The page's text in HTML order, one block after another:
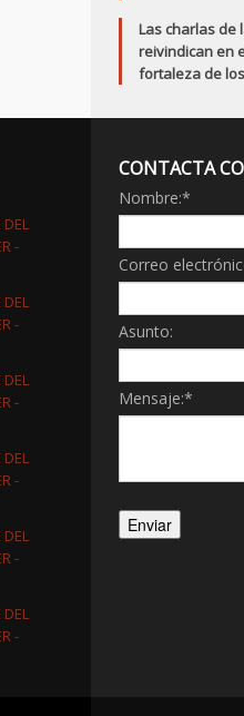
Las charlas de
reivindican en
fortaleza de
CONTACTA
Nombre:*
Correo
Asunto:
Mensaje:*